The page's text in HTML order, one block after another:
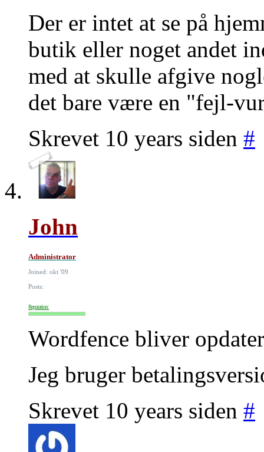
Der er intet at se på
butik eller noget andet
med at skulle afgive
det bare være en "fejl-
Skrevet 10 years siden #
John
Administrator
Joined: okt '09
Posts:
Reputation:
Wordfence bliver
Jeg bruger
Skrevet 10 years siden #